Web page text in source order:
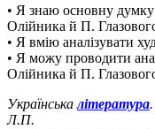
• Я знаю основну
Олійника й П.
• Я вмію аналізувати
• Я можу проводити
Олійника й П.
Українськалітература.
Л.П.